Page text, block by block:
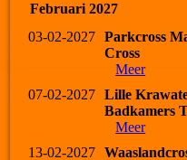
Februari 2027
03-02-2027
Parkcross
Cross
Meer
07-02-2027
Lille
Badkamers
Meer
13-02-2027